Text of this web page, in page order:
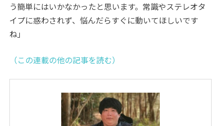
う簡単にはいかなかったと思います。常識やステレオタ
イプに惑わされず、悩んだらすぐに動いてほしいです
ね」
（この連載の他の記事を読む）